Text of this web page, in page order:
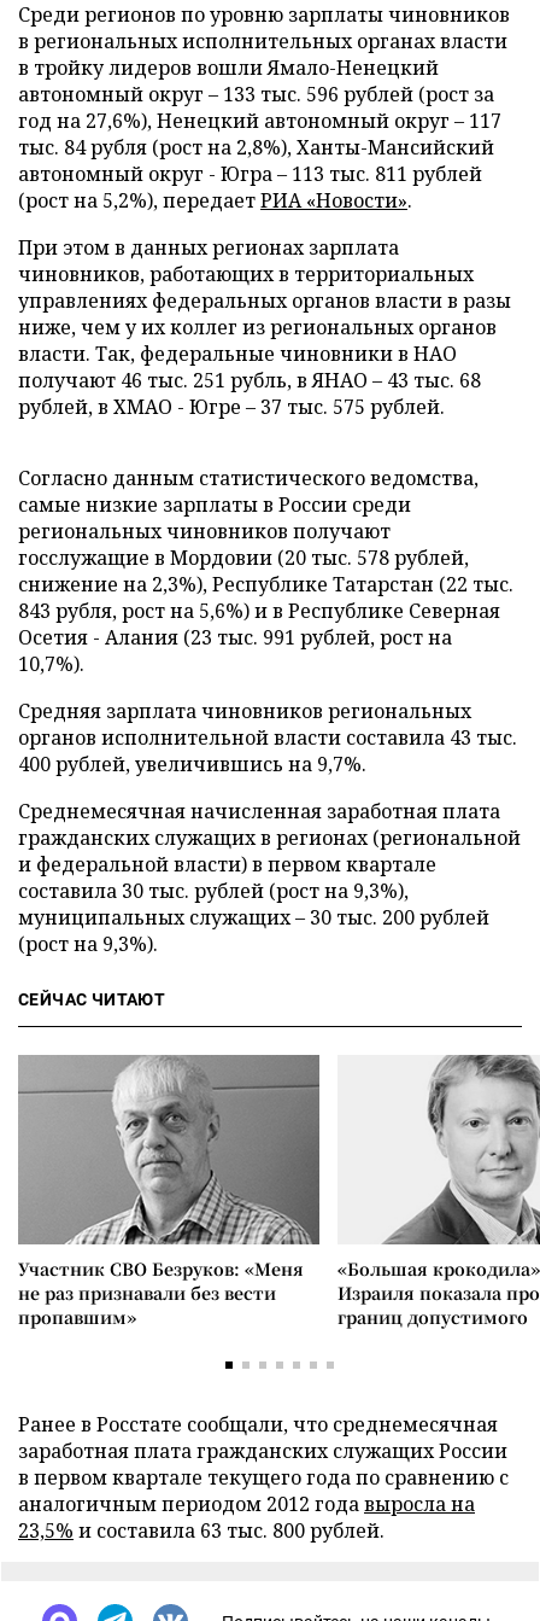
Среди регионов по уровню зарплаты чиновников
в региональных исполнительных органах власти
в тройку лидеров вошли Ямало-Ненецкий
автономный округ – 133 тыс. 596 рублей (рост за
год на 27,6%), Ненецкий автономный округ – 117
тыс. 84 рубля (рост на 2,8%), Ханты-Мансийский
автономный округ - Югра – 113 тыс. 811 рублей
(рост на 5,2%), передаетРИА «Новости».
При этом в данных регионах зарплата
чиновников, работающих в территориальных
управлениях федеральных органов власти в разы
ниже, чем у их коллег из региональных органов
власти. Так, федеральные чиновники в НАО
получают 46 тыс. 251 рубль, в ЯНАО – 43 тыс. 68
рублей, в ХМАО - Югре – 37 тыс. 575 рублей.
Согласно данным статистического ведомства,
самые низкие зарплаты в России среди
региональных чиновников получают
госслужащие в Мордовии (20 тыс. 578 рублей,
снижение на 2,3%), Республике Татарстан (22 тыс.
843 рубля, рост на 5,6%) и в Республике Северная
Осетия - Алания (23 тыс. 991 рублей, рост на
10,7%).
Средняя зарплата чиновников региональных
органов исполнительной власти составила 43 тыс.
400 рублей, увеличившись на 9,7%.
Среднемесячная начисленная заработная плата
гражданских служащих в регионах (региональной
и федеральной власти) в первом квартале
составила 30 тыс. рублей (рост на 9,3%),
муниципальных служащих – 30 тыс. 200 рублей
(рост на 9,3%).
СЕЙЧАС ЧИТАЮТ
Участник СВО Безруков: «Меня
не раз признавали без вести
пропавшим»
«Большая
Израиля показала
границ допустимого
Ранее в Росстате сообщали, что среднемесячная
заработная плата гражданских служащих России
в первом квартале текущего года по сравнению с
аналогичным периодом 2012 годавыросла на
23,5% и составила 63 тыс. 800 рублей.